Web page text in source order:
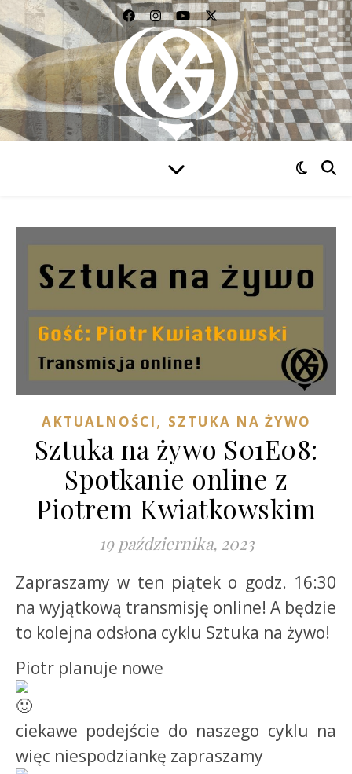
WIDZIEĆ WSZYSTKO
AKTUALNOŚCI, SZTUKA NA ŻYWO
Sztuka na żywo S01E08:
Spotkanie online z
Piotrem Kwiatkowskim
19 października, 2023
Zapraszamy w ten piątek o godz. 16:30
na wyjątkową transmisję online! A będzie
to kolejna odsłona cyklu Sztuka na żywo!
Piotr planuje nowe
ciekawe podejście do naszego cyklu na
więc niespodziankę zapraszamy